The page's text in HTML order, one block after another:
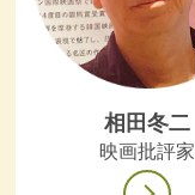
相田冬二
映画批評家